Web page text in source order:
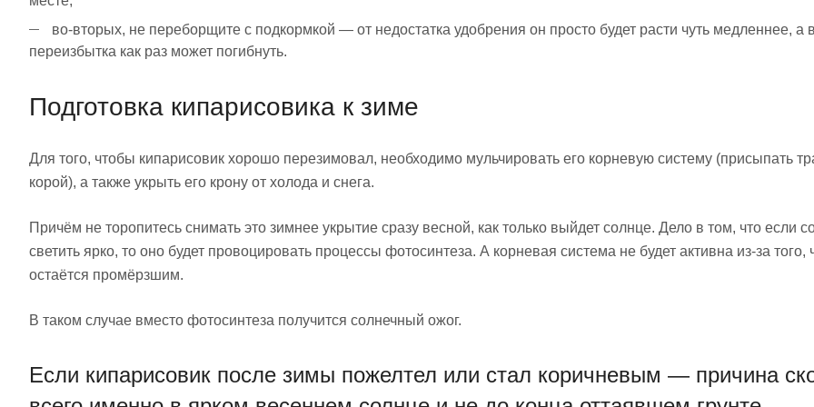
во-вторых, не переборщите с подкормкой — от недостатка удобрения он просто будет расти чуть медленнее, а
переизбытка как раз может погибнуть.
Подготовка кипарисовика к зиме
Для того, чтобы кипарисовик хорошо перезимовал, необходимо мульчировать его корневую систему (присыпать
корой), а также укрыть его крону от холода и снега.
Причём не торопитесь снимать это зимнее укрытие сразу весной, как только выйдет солнце. Дело в том, что если
светить ярко, то оно будет провоцировать процессы фотосинтеза. А корневая система не будет активна из-за того,
остаётся промёрзшим.
В таком случае вместо фотосинтеза получится солнечный ожог.
Если кипарисовик после зимы пожелтел или стал коричневым — причина